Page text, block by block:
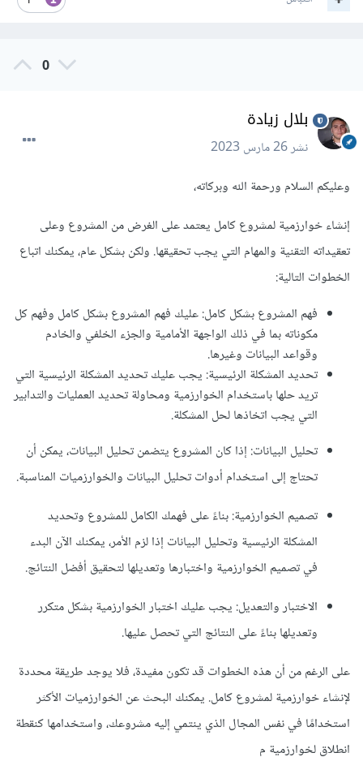
0
بلال زيادة
نشر26 مارس 2023
وعليكم السلام ورحمة الله وبركاته،
إنشاء خوارزمية لمشروع كامل يعتمد على الغرض من المشروع وعلى
تعقيداته التقنية والمهام التي يجب تحقيقها. ولكن بشكل عام، يمكنك اتباع
الخطوات التالية:
فهم المشروع بشكل كامل: عليك فهم المشروع بشكل كامل وفهم كل
مكوناته بما في ذلك الواجهة الأمامية والجزء الخلفي والخادم
وقواعد البيانات وغيرها.
تحديد المشكلة الرئيسية: يجب عليك تحديد المشكلة الرئيسية التي
تريد حلها باستخدام الخوارزمية ومحاولة تحديد العمليات والتدابير
التي يجب اتخاذها لحل المشكلة.
تحليل البيانات: إذا كان المشروع يتضمن تحليل البيانات، يمكن أن
تحتاج إلى استخدام أدوات تحليل البيانات والخوارزميات المناسبة.
تصميم الخوارزمية: بناءً على فهمك الكامل للمشروع وتحديد
المشكلة الرئيسية وتحليل البيانات إذا لزم الأمر، يمكنك الآن البدء
في تصميم الخوارزمية واختبارها وتعديلها لتحقيق أفضل النتائج.
الاختبار والتعديل: يجب عليك اختبار الخوارزمية بشكل متكرر
وتعديلها بناءً على النتائج التي تحصل عليها.
على الرغم من أن هذه الخطوات قد تكون مفيدة، فلا يوجد طريقة محددة
لإنشاء خوارزمية لمشروع كامل. يمكنك البحث عن الخوارزميات الأكثر
استخدامًا في نفس المجال الذي ينتمي إليه مشروعك، واستخدامها كنقطة
انطلاق لخوارزمية م